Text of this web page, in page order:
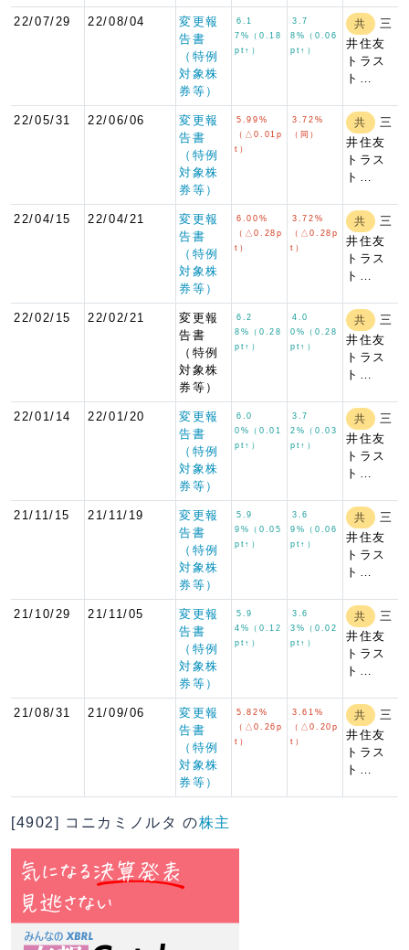
22/07/29 22/08/04
変更報
告書
（特例
対象株
券等）
6.1
7%（0.18
pt↑）
3.7
8%（0.06
pt↑）
共
三
井住友
トラス
ト…
22/05/31 22/06/06
変更報
告書
（特例
対象株
券等）
5.99%
（△0.01p
t）
3.72%
（同）
共
三
井住友
トラス
ト…
22/04/15 22/04/21
変更報
告書
（特例
対象株
券等）
6.00%
（△0.28p
t）
3.72%
（△0.28p
t）
共
三
井住友
トラス
ト…
22/02/15 22/02/21
変更報
告書
（特例
対象株
券等）
6.2
8%（0.28
pt↑）
4.0
0%（0.28
pt↑）
共
三
井住友
トラス
ト…
22/01/14 22/01/20
変更報
告書
（特例
対象株
券等）
6.0
0%（0.01
pt↑）
3.7
2%（0.03
pt↑）
共
三
井住友
トラス
ト…
21/11/15 21/11/19
変更報
告書
（特例
対象株
券等）
5.9
9%（0.05
pt↑）
3.6
9%（0.06
pt↑）
共
三
井住友
トラス
ト…
21/10/29 21/11/05
変更報
告書
（特例
対象株
券等）
5.9
4%（0.12
pt↑）
3.6
3%（0.02
pt↑）
共
三
井住友
トラス
ト…
21/08/31 21/09/06
変更報
告書
（特例
対象株
券等）
5.82%
（△0.26p
t）
3.61%
（△0.20p
t）
共
三
井住友
トラス
ト…
[4902] コニカミノルタ の株主